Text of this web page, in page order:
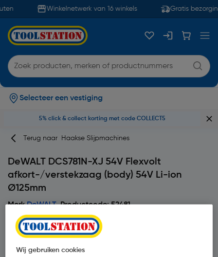
Winkelnetwerk van 16 winkels Gratis
Selecteer een vestiging
5% click & collect korting met code COLLECT5
Terug naar Haakse Slijpmachines
DeWALT DCS781N-XJ 54V Flexvolt
afkort-/verstekzaag (body) 54V Li-ion
Ø125mm
MerkDeWALT Productcode: 52481
Wij gebruiken cookies